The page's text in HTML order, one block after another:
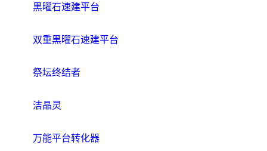
黑曜石速建平台
双重黑曜石速建平台
祭坛终结者
洁晶灵
万能平台转化器